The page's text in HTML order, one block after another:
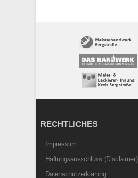
RECHTLICHES
Impressum
Haftungsausschluss (Disclaimer)
Datenschutzerklärung